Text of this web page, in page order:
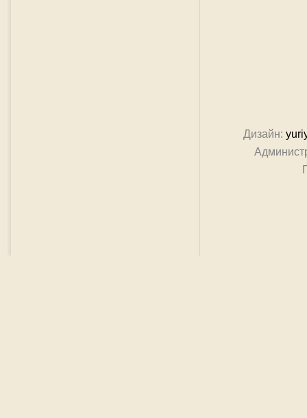
Дизайн: